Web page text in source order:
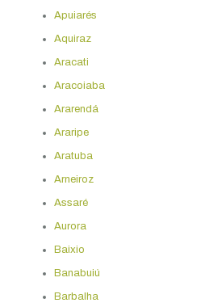
Apuiarés
Aquiraz
Aracati
Aracoiaba
Ararendá
Araripe
Aratuba
Arneiroz
Assaré
Aurora
Baixio
Banabuiú
Barbalha